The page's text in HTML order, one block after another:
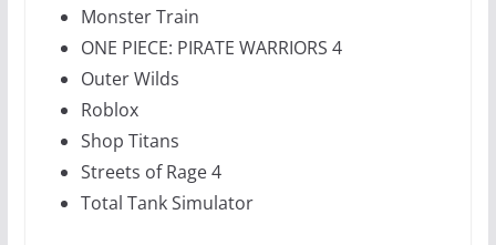
Monster Train
ONE PIECE: PIRATE WARRIORS 4
Outer Wilds
Roblox
Shop Titans
Streets of Rage 4
Total Tank Simulator